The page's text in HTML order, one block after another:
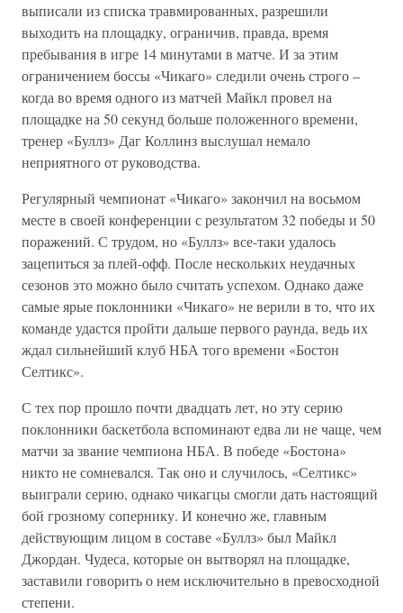
выписали из списка травмированных, разрешили
выходить на площадку, ограничив, правда, время
пребывания в игре 14 минутами в матче. И за этим
ограничением боссы «Чикаго» следили очень строго –
когда во время одного из матчей Майкл провел на
площадке на 50 секунд больше положенного времени,
тренер «Буллз» Даг Коллинз выслушал немало
неприятного от руководства.
Регулярный чемпионат «Чикаго» закончил на восьмом
месте в своей конференции с результатом 32 победы и 50
поражений. С трудом, но «Буллз» все-таки удалось
зацепиться за плей-офф. После нескольких неудачных
сезонов это можно было считать успехом. Однако даже
самые ярые поклонники «Чикаго» не верили в то, что их
команде удастся пройти дальше первого раунда, ведь их
ждал сильнейший клуб НБА того времени «Бостон
Селтикс».
С тех пор прошло почти двадцать лет, но эту серию
поклонники баскетбола вспоминают едва ли не чаще, чем
матчи за звание чемпиона НБА. В победе «Бостона»
никто не сомневался. Так оно и случилось, «Селтикс»
выиграли серию, однако чикагцы смогли дать настоящий
бой грозному сопернику. И конечно же, главным
действующим лицом в составе «Буллз» был Майкл
Джордан. Чудеса, которые он вытворял на площадке,
заставили говорить о нем исключительно в превосходной
степени.